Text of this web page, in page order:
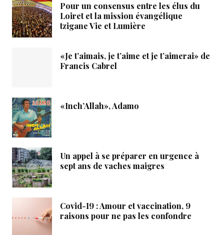
Pour un consensus entre les élus du
Loiret et la mission évangélique
tzigane Vie et Lumière
«Je t’aimais, je t’aime et je t’aimerai» de
Francis Cabrel
«Inch’Allah», Adamo
Un appel à se préparer en urgence à
sept ans de vaches maigres
Covid-19 : Amour et vaccination, 9
raisons pour ne pas les confondre